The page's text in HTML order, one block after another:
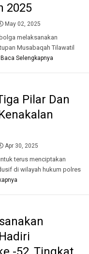
2025
May 02, 2025
melaksanakan
Musabaqah Tilawatil
Baca Selengkapnya
Pilar Dan
Apr 30, 2025
terus menciptakan
di wilayah hukum polres